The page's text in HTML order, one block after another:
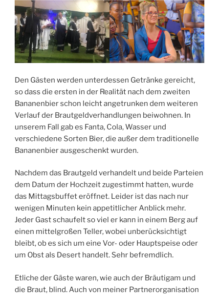
Den Gästen werden unterdessen Getränke gereicht,
so dass die ersten in der Realität nach dem zweiten
Bananenbier schon leicht angetrunken dem weiteren
Verlauf der Brautgeldverhandlungen beiwohnen. In
unserem Fall gab es Fanta, Cola, Wasser und
verschiedene Sorten Bier, die außer dem traditionelle
Bananenbier ausgeschenkt wurden.
Nachdem das Brautgeld verhandelt und beide Parteien
dem Datum der Hochzeit zugestimmt hatten, wurde
das Mittagsbuffet eröffnet. Leider ist das nach nur
wenigen Minuten kein appetitlicher Anblick mehr.
Jeder Gast schaufelt so viel er kann in einem Berg auf
einen mittelgroßen Teller, wobei unberücksichtigt
bleibt, ob es sich um eine Vor- oder Hauptspeise oder
um Obst als Desert handelt. Sehr befremdlich.
Etliche der Gäste waren, wie auch der Bräutigam und
die Braut, blind. Auch von meiner Partnerorganisation